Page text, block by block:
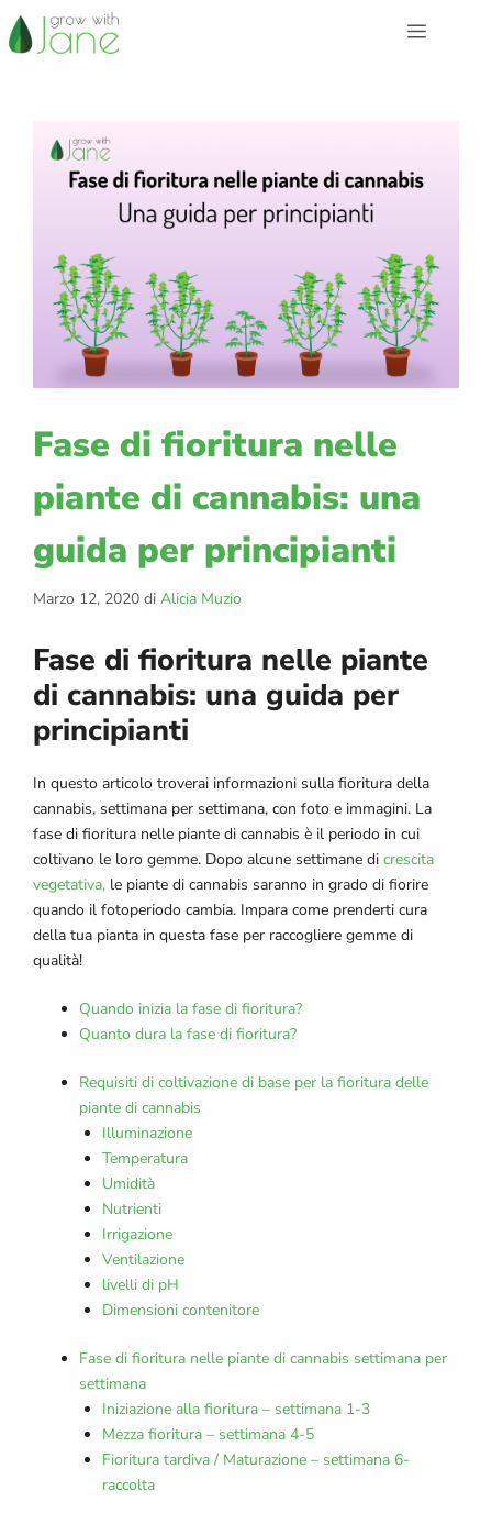
Vai
al
Menu
Fase di fioritura nelle
piante di cannabis: una
guida per principianti
Marzo 12, 2020 di Alicia Muzio
Fase di fioritura nelle piante
di cannabis: una guida per
principianti
In questo articolo troverai informazioni sulla fioritura della
cannabis, settimana per settimana, con foto e immagini. La
fase di fioritura nelle piante di cannabis è il periodo in cui
coltivano le loro gemme. Dopo alcune settimane di crescita
vegetativa, le piante di cannabis saranno in grado di fiorire
quando il fotoperiodo cambia. Impara come prenderti cura
della tua pianta in questa fase per raccogliere gemme di
qualità!
Quando inizia la fase di fioritura?
Quanto dura la fase di fioritura?
Requisiti di coltivazione di base per la fioritura delle
piante di cannabis
Illuminazione
Temperatura
Umidità
Nutrienti
Irrigazione
Ventilazione
livelli di pH
Dimensioni contenitore
Fase di fioritura nelle piante di cannabis settimana per
settimana
Iniziazione alla fioritura – settimana 1-3
Mezza fioritura – settimana 4-5
Fioritura tardiva / Maturazione – settimana 6-
raccolta